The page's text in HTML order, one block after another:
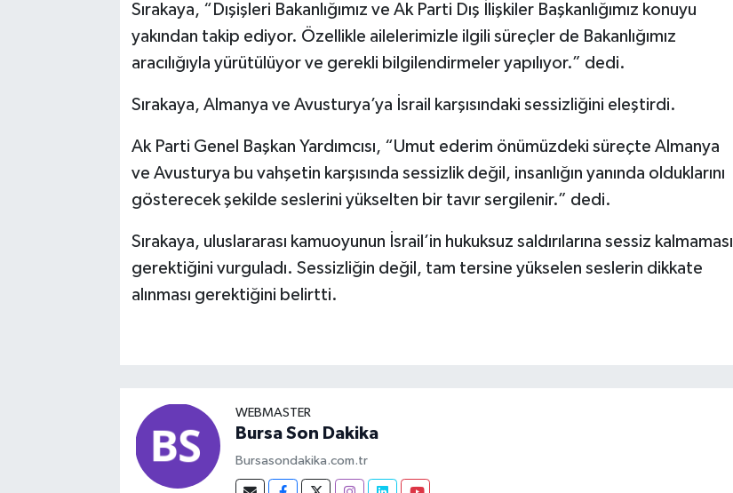
Sırakaya, “Dışişleri Bakanlığımız ve Ak Parti Dış İlişkiler Başkanlığımız konuyu
yakından takip ediyor. Özellikle ailelerimizle ilgili süreçler de Bakanlığımız
aracılığıyla yürütülüyor ve gerekli bilgilendirmeler yapılıyor.” dedi.
Sırakaya, Almanya ve Avusturya’ya İsrail karşısındaki sessizliğini eleştirdi.
Ak Parti Genel Başkan Yardımcısı, “Umut ederim önümüzdeki süreçte Almanya
ve Avusturya bu vahşetin karşısında sessizlik değil, insanlığın yanında olduklarını
gösterecek şekilde seslerini yükselten bir tavır sergilenir.” dedi.
Sırakaya, uluslararası kamuoyunun İsrail’in hukuksuz saldırılarına sessiz kalmaması
gerektiğini vurguladı. Sessizliğin değil, tam tersine yükselen seslerin dikkate
alınması gerektiğini belirtti.
WEBMASTER
Bursa Son Dakika
Bursasondakika.com.tr